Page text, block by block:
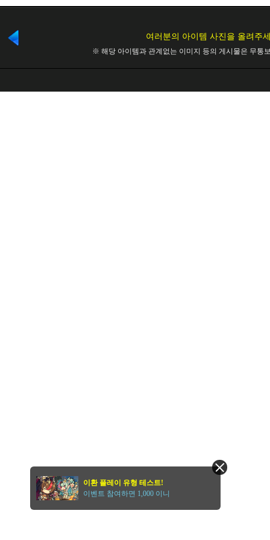
여러분의 아이템 사진을 올려주
※ 해당 아이템과 관계없는 이미지 등의 게시물은 무통
이환 플레이 유형 테스트!
이벤트 참여하면 1,000 이니